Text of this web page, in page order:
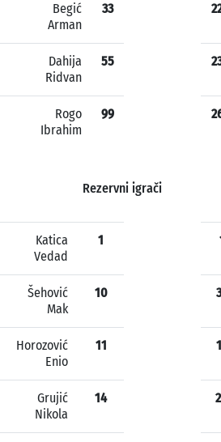
Begić
Arman
33
Dahija
Ridvan
55
Rogo
Ibrahim
99
Rezervni igrači
Katica
Vedad
1
Šehović
Mak
10
Horozović
Enio
11
Grujić
Nikola
14